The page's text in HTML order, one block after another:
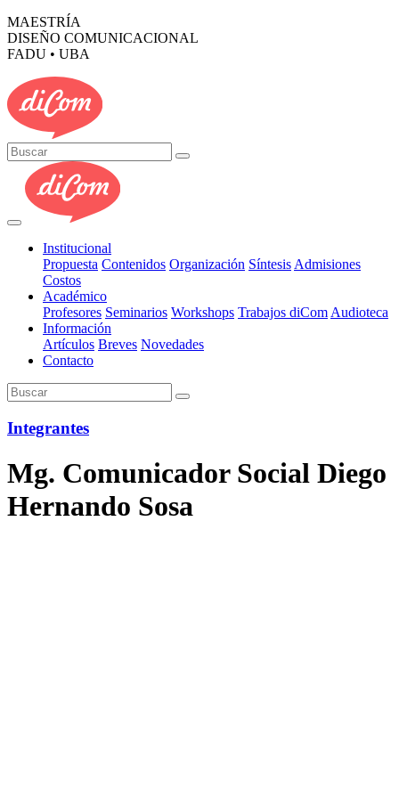
MAESTRÍA
DISEÑO COMUNICACIONAL
FADU • UBA
Institucional
Propuesta Contenidos Organización Síntesis Admisiones
Costos
Académico
Profesores Seminarios Workshops Trabajos diCom Audioteca
Información
Artículos Breves Novedades
Contacto
Integrantes
Mg. Comunicador Social Diego
Hernando Sosa